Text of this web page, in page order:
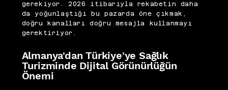
gerekiyor. 2026 itibarıyla rekabetin daha
da yoğunlaştığı bu pazarda öne çıkmak,
doğru kanalları doğru mesajla kullanmayı
gerektiriyor.
Almanya'dan Türkiye'ye Sağlık
Turizminde Dijital Görünürlüğün
Önemi